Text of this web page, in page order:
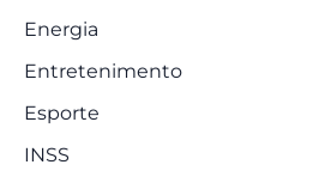
Energia
Entretenimento
Esporte
INSS